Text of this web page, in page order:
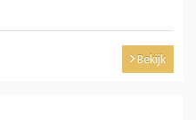
Bekijk